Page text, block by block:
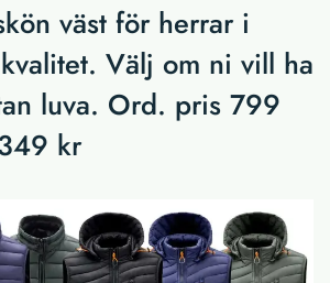
väst för herrar i
Välj om ni vill ha
luva. Ord. pris 799
kr